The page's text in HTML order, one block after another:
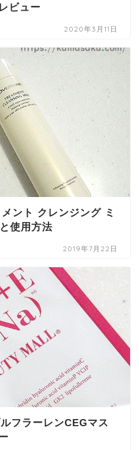
ビュー
2020年3月11日
ント クレンジング ミ
使用方法
2019年7月22日
フラーレンCEGマス